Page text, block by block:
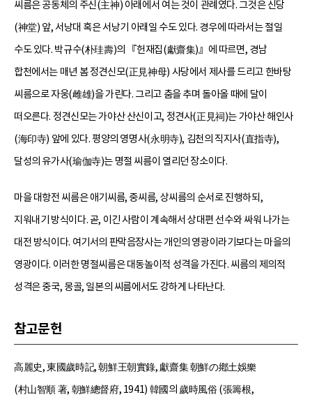
씨름은 공동체의 주신(主神) 아래에서 여는 것이 관례였다. 그것은 신당
(神堂) 앞, 서낭대 혹은 서낭기 아래일 수도 있다. 경우에 따라서는 절일
수도 있다. 박규수(朴珪壽)의 『헌재집(獻齋集)』에 따르면, 경남
합천에서는 매년 봄 정견신모(正見神母) 사당에서 제사를 드리고 한바탕
씨름으로 자웅(雌雄)을 가린다. 그리고 춤을 추며 돌아올 때에 달이
떠오른다. 정견신모는 가야산 산신이고, 정견사(正見祠)는 가야산 해인사
(海印寺) 앞에 있다. 평양의 영명사(永明寺), 김천의 직지사(直指寺),
달성의 유가사(瑜伽寺)는 명절 씨름이 열리던 장소이다.
마을 대항전 씨름은 애기씨름, 중씨름, 상씨름의 순서로 진행하되,
지워내기 방식이다. 곧, 이긴 사람이 계속해서 상대편 선수와 싸워 나가는
대전 방식이다. 여기서의 판막음장사는 개인의 영광이라기보다는 마을의
영광이다. 이러한 명절씨름은 대동놀이적 성격을 가진다. 씨름의 제의적
성격은 중국, 몽골, 일본의 씨름에서도 강하게 나타난다.
참고문헌
高麗史, 東國歲時記, 朝鮮王朝實錄, 獻齋集 朝鮮の鄕土娛樂
(村山智順 著, 朝鮮總督府, 1941) 韓國의 歲時風俗 (張籌根,